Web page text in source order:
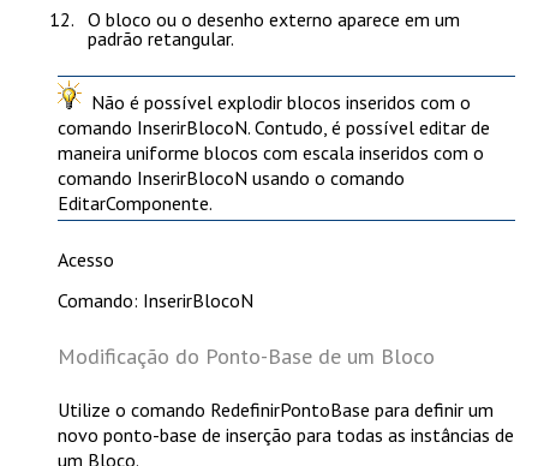
O bloco ou o desenho externo aparece em um
padrão retangular.
Não é possível explodir blocos inseridos com o
comando InserirBlocoN. Contudo, é possível editar de
maneira uniforme blocos com escala inseridos com o
comando InserirBlocoN usando o comando
EditarComponente.
Acesso
Comando: InserirBlocoN
Modificação do Ponto-Base de um Bloco
Utilize o comando RedefinirPontoBase para definir um
novo ponto-base de inserção para todas as instâncias de
um Bloco.